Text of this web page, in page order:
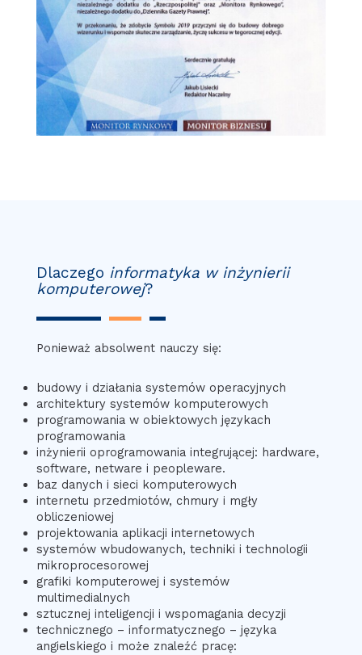
Dlaczego informatyka w inżynierii
komputerowej?
Ponieważ absolwent nauczy się:
budowy i działania systemów operacyjnych
architektury systemów komputerowych
programowania w obiektowych językach
programowania
inżynierii oprogramowania integrującej: hardware,
software, netware i peopleware.
baz danych i sieci komputerowych
internetu przedmiotów, chmury i mgły
obliczeniowej
projektowania aplikacji internetowych
systemów wbudowanych, techniki i technologii
mikroprocesorowej
grafiki komputerowej i systemów
multimedialnych
sztucznej inteligencji i wspomagania decyzji
technicznego – informatycznego – języka
angielskiego i może znaleźć pracę: